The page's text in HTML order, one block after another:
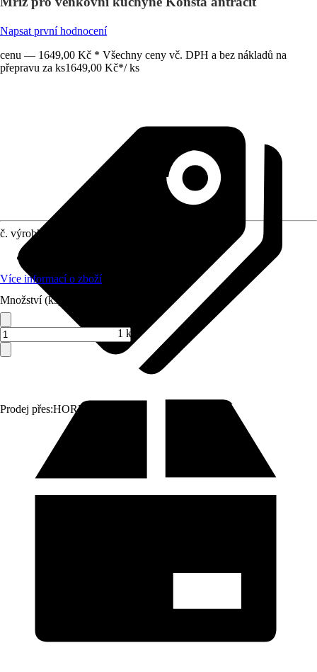
Napsat první hodnocení
cenu — 1649,00 Kč * Všechny ceny vč. DPH a bez nákladů na
přepravu za ks1649,00 Kč*/ ks
Prodej přes:HORNBACH
č. výrobku
Více informací o zboží
Množství (ks)
1 ks